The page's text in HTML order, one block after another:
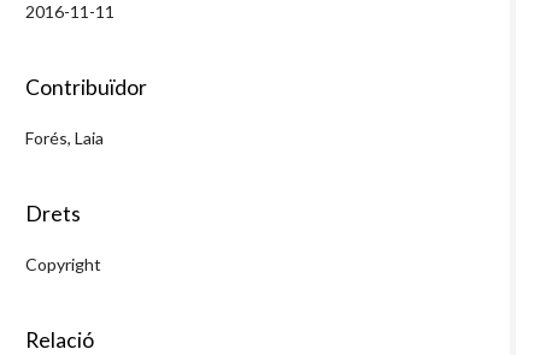
2016-11-11
Contribuïdor
Forés, Laia
Drets
Copyright
Relació